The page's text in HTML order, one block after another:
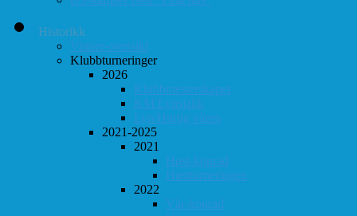
Historikk
Vinner-oversikt
Klubbturneringer
2026
Klubbmesterskapet
KM Lynsjakk
Lyn/Hurtig våren
2021-2025
2021
Høst-konrad
Høstturneringen
2022
Vår-konrad